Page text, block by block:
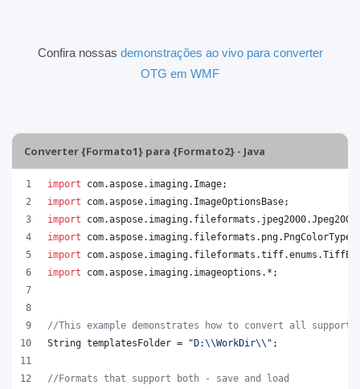
Confira nossas demonstrações ao vivo para converter
OTG em WMF
Converter {Formato1} para {Formato2} - Java
import com.aspose. imaging. Image;
import
com.aspose. imaging. ImageOptionsBase;
import
com.aspose. imaging. fileformats . jpeg2000.
import
com.aspose. imaging. fileformats . png. PngColorType
import
com.aspose. imaging. fileformats .tiff.enums .
import
com.aspose. imaging. imageoptions .*;
//This example demonstrates how to convert all
String templatesFolder = "D:\\WorkDir\\ " ;
//Formats that support both - save and load